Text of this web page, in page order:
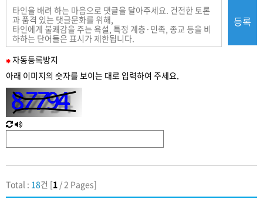
필
수
력
자동등록방지
아래 이미지의 숫자를 보이는 대로 입력하여 주세요.
새
로
침
한
글
성
등록
Total : 18건 [1 / 2 Pages]